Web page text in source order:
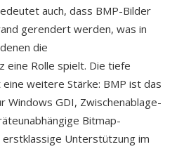
auch, dass BMP-Bilder
gerendert werden, was in
die
eine Rolle spielt. Die tiefe
weitere Stärke: BMP ist das
Windows GDI, Zwischenablage-
Bitmap-
Unterstützung im